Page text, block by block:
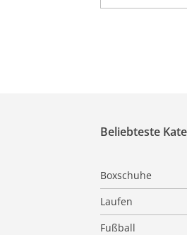
Beliebteste
Boxschuhe
Laufen
Fußball